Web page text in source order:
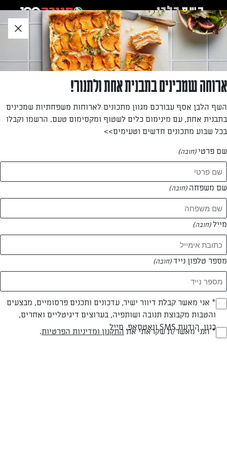
לאזור
תוכן
תחתון
מנהל השף הלבן
—
המתכונים של מנהל השף הלבן
0 מתכונים
המאמרים של מנהל השף הלבן
0 מאמרים
ארוחה שמכינים בתבנית אחת ולתנור!
השף הלבן אסף עבורכם מגוון מתכונים לארוחות משפחתיות שמכינים
בתבנית אחת, עם מינימום כלים לשטוף ומקסימום טעם. הרשמו וקבלו
בכל שבוע מתכונים חדשים וטעימים>>
שם פרטי(חובה)
שם משפחה (חובה)
מייל(חובה)
מספר טלפון נייד(חובה)
(חובה)* אני מאשר קבלת דיוור ישיר, עדכונים ותכנים פרסומיים, מבצעים
והטבות מקבוצת תנובה ושותפיה, בערוצים דיגיטליים ואחרים,
כגון, הודעת SMS וואטסאפ, מייל(חובה)* הנני מאשר/ת שקראתי את התקנון ומדיניות הפרטיות.